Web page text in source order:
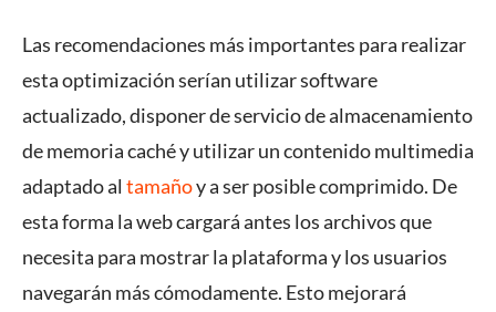
Las recomendaciones más importantes para realizar
esta optimización serían utilizar software
actualizado, disponer de servicio de almacenamiento
de memoria caché y utilizar un contenido multimedia
adaptado al tamañoy a ser posible comprimido. De
esta forma la web cargará antes los archivos que
necesita para mostrar la plataforma y los usuarios
navegarán más cómodamente. Esto mejorará